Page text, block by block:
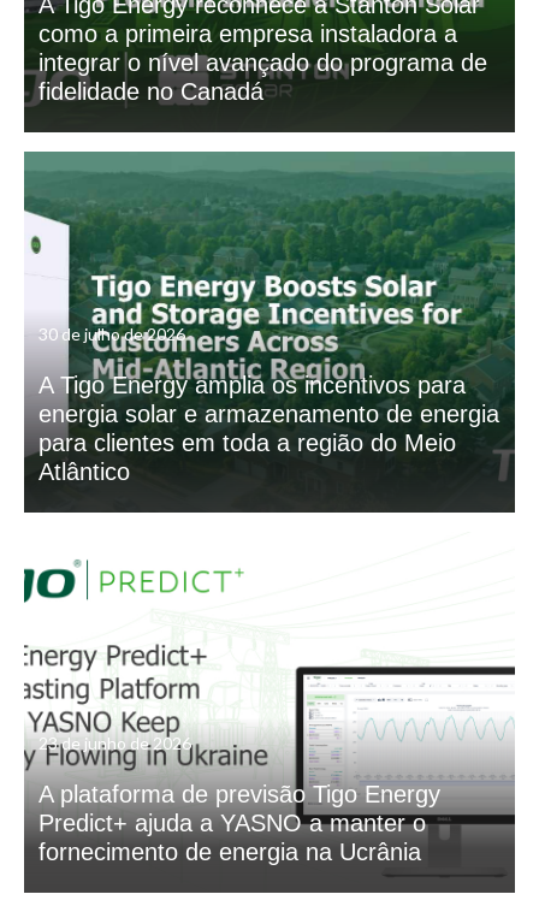
como a primeira empresa instaladora a
integrar o nível avançado do programa de
fidelidade no Canadá
30 de julho de 2026
A Tigo Energy amplia os incentivos para
energia solar e armazenamento de energia
para clientes em toda a região do Meio
Atlântico
23 de junho de 2026
A plataforma de previsão Tigo Energy
Predict+ ajuda a YASNO a manter o
fornecimento de energia na Ucrânia